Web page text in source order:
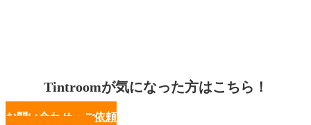
Tintroomが気になった方はこちら！
お問い合わせ・ご依頼